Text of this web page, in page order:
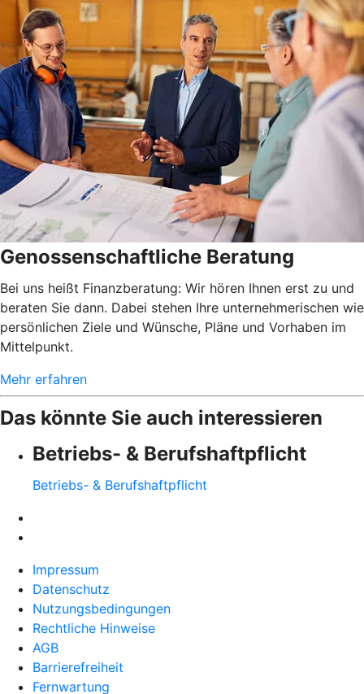
Genossenschaftliche Beratung
Bei uns heißt Finanzberatung: Wir hören Ihnen erst zu und
beraten Sie dann. Dabei stehen Ihre unternehmerischen wie
persönlichen Ziele und Wünsche, Pläne und Vorhaben im
Mittelpunkt.
Mehr erfahren
Das könnte Sie auch interessieren
Betriebs- & Berufshaftpflicht
Betriebs- & Berufshaftpflicht
Impressum
Datenschutz
Nutzungsbedingungen
Rechtliche Hinweise
AGB
Barrierefreiheit
Fernwartung